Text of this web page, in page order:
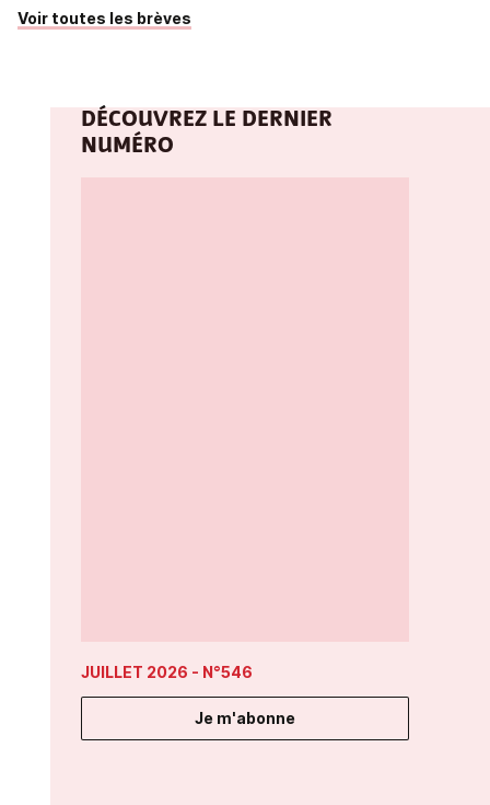
Voir toutes les brèves
DÉCOUVREZ LE DERNIER
NUMÉRO
JUILLET 2026 - N°546
Je m'abonne